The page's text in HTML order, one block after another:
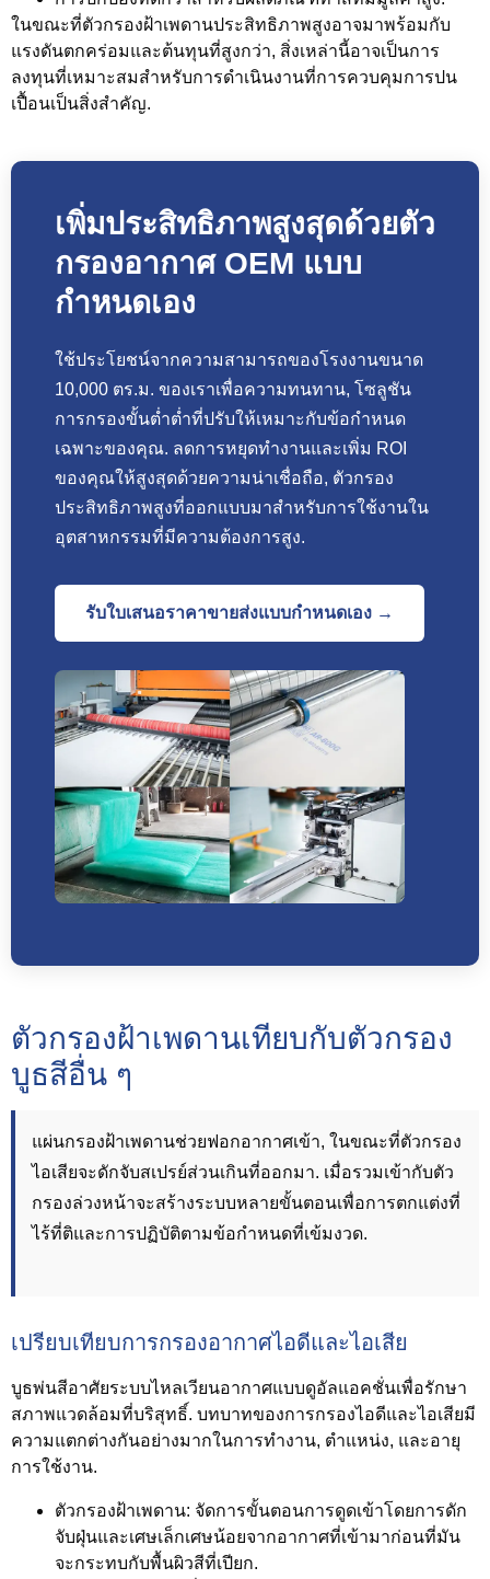
ในขณะที่ตัวกรองฝ้าเพดานประสิทธิภาพสูงอาจมาพร้อมกับ
แรงดันตกคร่อมและต้นทุนที่สูงกว่า, สิ่งเหล่านี้อาจเป็นการ
ลงทุนที่เหมาะสมสำหรับการดำเนินงานที่การควบคุมการปน
เปื้อนเป็นสิ่งสำคัญ.
เพิ่มประสิทธิภาพสูงสุดด้วยตัว
กรองอากาศ OEM แบบ
กำหนดเอง
ใช้ประโยชน์จากความสามารถของโรงงานขนาด
10,000 ตร.ม. ของเราเพื่อความทนทาน, โซลูชัน
การกรองขั้นต่ำต่ำที่ปรับให้เหมาะกับข้อกำหนด
เฉพาะของคุณ. ลดการหยุดทำงานและเพิ่ม ROI
ของคุณให้สูงสุดด้วยความน่าเชื่อถือ, ตัวกรอง
ประสิทธิภาพสูงที่ออกแบบมาสำหรับการใช้งานใน
อุตสาหกรรมที่มีความต้องการสูง.
รับใบเสนอราคาขายส่งแบบกำหนดเอง →
ตัวกรองฝ้าเพดานเทียบกับตัวกรอง
บูธสีอื่น ๆ
แผ่นกรองฝ้าเพดานช่วยฟอกอากาศเข้า, ในขณะที่ตัวกรอง
ไอเสียจะดักจับสเปรย์ส่วนเกินที่ออกมา. เมื่อรวมเข้ากับตัว
กรองล่วงหน้าจะสร้างระบบหลายขั้นตอนเพื่อการตกแต่งที่
ไร้ที่ติและการปฏิบัติตามข้อกำหนดที่เข้มงวด.
เปรียบเทียบการกรองอากาศไอดีและไอเสีย
บูธพ่นสีอาศัยระบบไหลเวียนอากาศแบบดูอัลแอคชั่นเพื่อรักษา
สภาพแวดล้อมที่บริสุทธิ์. บทบาทของการกรองไอดีและไอเสียมี
ความแตกต่างกันอย่างมากในการทำงาน, ตำแหน่ง, และอายุ
การใช้งาน.
ตัวกรองฝ้าเพดาน: จัดการขั้นตอนการดูดเข้าโดยการดัก
จับฝุ่นและเศษเล็กเศษน้อยจากอากาศที่เข้ามาก่อนที่มัน
จะกระทบกับพื้นผิวสีที่เปียก.